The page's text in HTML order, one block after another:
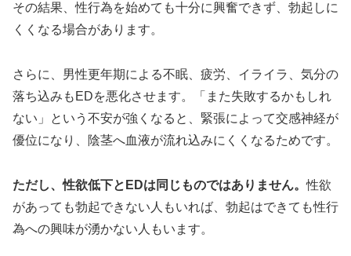
その結果、性行為を始めても十分に興奮できず、勃起しに
くくなる場合があります。
さらに、男性更年期による不眠、疲労、イライラ、気分の
落ち込みもEDを悪化させます。「また失敗するかもしれ
ない」という不安が強くなると、緊張によって交感神経が
優位になり、陰茎へ血液が流れ込みにくくなるためです。
ただし、性欲低下とEDは同じものではありません。性欲
があっても勃起できない人もいれば、勃起はできても性行
為への興味が湧かない人もいます。